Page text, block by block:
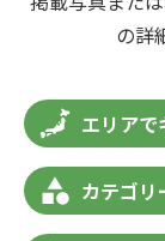
の詳
エリアで
カテゴリ